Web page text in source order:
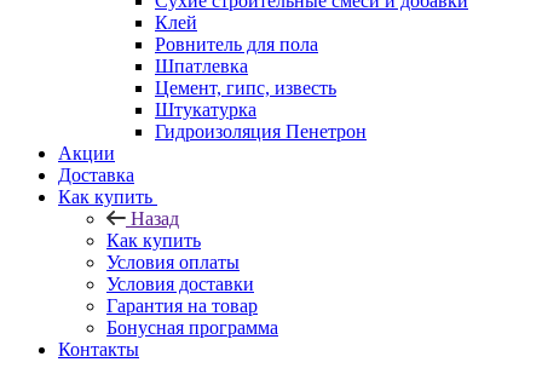
Клей
Ровнитель для пола
Шпатлевка
Цемент, гипс, известь
Штукатурка
Гидроизоляция Пенетрон
Акции
Доставка
Как купить
Назад
Как купить
Условия оплаты
Условия доставки
Гарантия на товар
Бонусная программа
Контакты